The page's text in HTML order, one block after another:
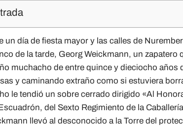
un día de fiesta mayor y las calles de
de la tarde, Georg Weickmann, un zapatero
muchacho de entre quince y dieciocho años
y caminando extraño como si estuviera
le tendió un sobre cerrado dirigido «Al
del Sexto Regimiento de la
llevó al desconocido a la Torre del